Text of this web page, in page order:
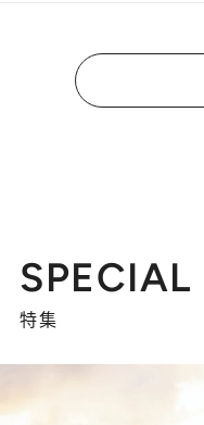
SPECIAL
特集